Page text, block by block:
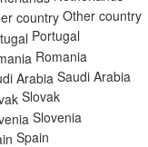
Other country
Portugal
Romania
Saudi Arabia
Slovak
Slovenia
Spain